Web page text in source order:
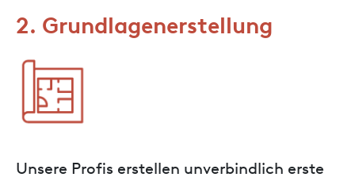
2. Grundlagenerstellung
Unsere Profis erstellen unverbindlich erste